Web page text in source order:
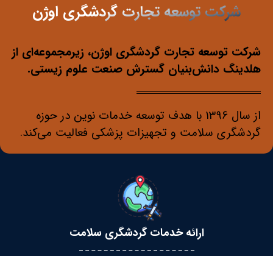
شرکت توسعه تجارت گردشگری اوژن
شرکت توسعه تجارت گردشگری اوژن، زیرمجموعه‌ای از
هلدینگ دانش‌بنیان گسترش صنعت علوم زیستی.
از سال ۱۳۹۶ با هدف توسعه خدمات نوین در حوزه
گردشگری سلامت و تجهیزات پزشکی فعالیت می‌کند.
ارائه خدمات گردشگری سلامت